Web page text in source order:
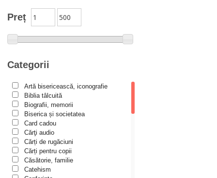
Biblioteca Paisiană – Seria Antologie psaltică
Biblioteca Paisiană – Seria Scrieri
Biblioteca Paisiana – Seria Studii
Bioetică, Biopolitică
Călăuze duhovnicești
Cartea de povești
Colecția Prichindel
Copii în siguranță
Copilăria copilului creștin
Cuvinte către tineri
Cuvioși stareți de la Optina
Preț
Categorii
Artă bisericească, iconografie
Biblia tâlcuită
Biografii, memorii
Biserica și societatea
Card cadou
Cărţi audio
Cărți de rugăciuni
Cărți pentru copii
Căsătorie, familie
Catehism